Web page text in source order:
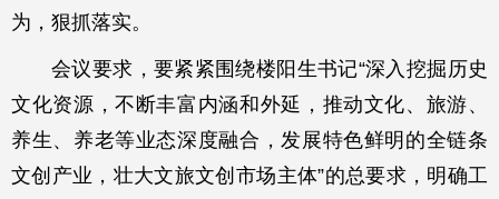
为，狠抓落实。
会议要求，要紧紧围绕楼阳生书记“深入挖掘历史
文化资源，不断丰富内涵和外延，推动文化、旅游、
养生、养老等业态深度融合，发展特色鲜明的全链条
文创产业，壮大文旅文创市场主体”的总要求，明确工